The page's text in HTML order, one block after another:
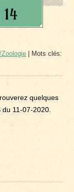
Zoologie | Mots clés:
quelques
11-07-2020.